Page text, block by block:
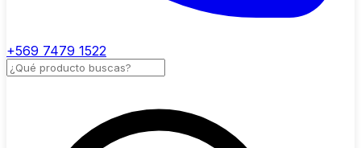
+569 7479 1522
Buscar productos